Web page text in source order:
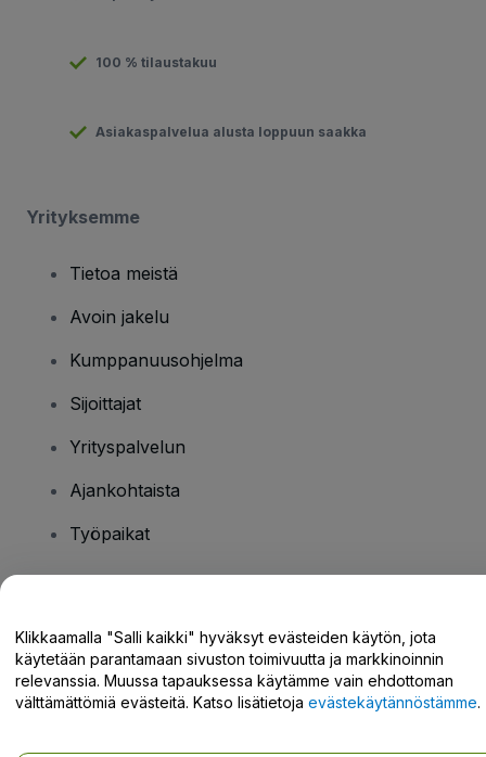
100 % tilaustakuu
Asiakaspalvelua alusta loppuun saakka
Yrityksemme
Tietoa meistä
Avoin jakelu
Kumppanuusohjelma
Sijoittajat
Yrityspalvelun
Ajankohtaista
Työpaikat
Tukikeskus / Ota meihin yhteyttä
Klikkaamalla "Salli kaikki" hyväksyt evästeiden käytön, jota
käytetään parantamaan sivuston toimivuutta ja markkinoinnin
relevanssia. Muussa tapauksessa käytämme vain ehdottoman
välttämättömiä evästeitä. Katso lisätietoja evästekäytännöstämme.